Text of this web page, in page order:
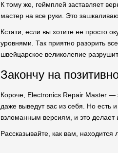
К тому же, геймплей заставляет
мастер на все руки. Это
Кстати, если вы хотите не просто
уровнями. Так приятно разорить
швейцарское великолепие
Закончу на
Короче, Electronics Repair Master —
даже выведут вас из себя. Но есть
взломанным версиям, и это делает
Рассказывайте, как вам,